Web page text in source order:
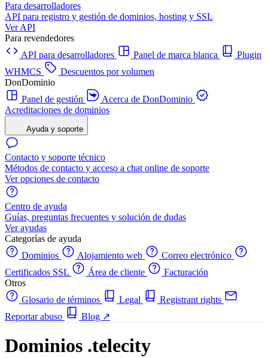
Para desarrolladores
API para registro y gestión de dominios, hosting y SSL
Ver API
Para revendedores
API para desarrolladores
Panel de marca blanca
Plugin
WHMCS
Descuentos por volumen
DonDominio
Panel de gestión
Acerca de DonDominio
Acreditaciones de dominios
Ayuda y soporte
Contacto y soporte técnico
Métodos de contacto y acceso a chat online de soporte
Ver opciones de contacto
Centro de ayuda
Guías, preguntas frecuentes y solución de dudas
Ver ayudas
Categorías de ayuda
Dominios
Alojamiento web
Correo electrónico
Certificados SSL
Área de cliente
Facturación
Otros
Glosario de términos
Legal
Registrant rights
Reportar abuso
Blog ↗
Dominios .telecity